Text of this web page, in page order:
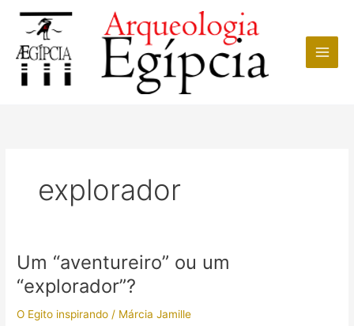
conteúdo
explorador
Um “aventureiro” ou um
“explorador”?
O Egito inspirando / Márcia Jamille